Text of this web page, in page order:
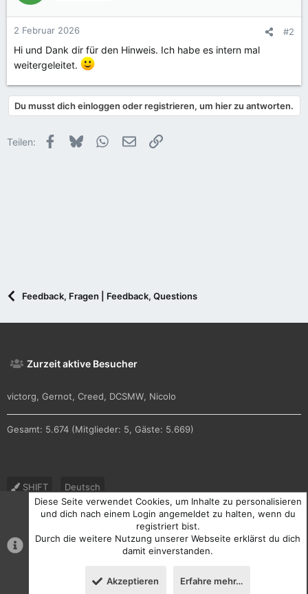
o
n
n
:
2 Februar 2026 #2
Hi und Dank dir für den Hinweis. Ich habe es intern mal
weitergeleitet.
Du musst dich einloggen oder registrieren, um hier zu antworten.
Teilen: Facebook
Bluesky WhatsApp
E-MailLink
Feedback, Fragen | Feedback, Questions
Zurzeit aktive Besucher
victorg Gernot Creed DCSMW Nicolo
Gesamt: 5.674 (Mitglieder: 5, Gäste: 5.669)
SHIFT
Deutsch
Nutzungsbedingungen
Datenschutz Hilfe und Impressum
S
S
Diese Seite verwendet Cookies, um Inhalte zu personalisieren
und dich nach einem Login angemeldet zu halten, wenn du
registriert bist.
Durch die weitere Nutzung unserer Webseite erklärst du dich
damit einverstanden.
Akzeptieren Erfahre mehr…